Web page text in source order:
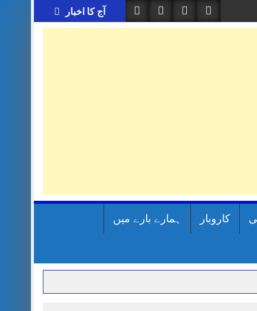
آج کا اخبار
کاروبار ہمارے بارے میں